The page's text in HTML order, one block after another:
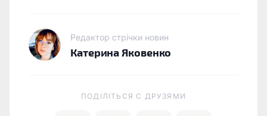
Редактор стрічки новин
Катерина Яковенко
ПОДІЛІТЬСЯ C ДРУЗЯМИ